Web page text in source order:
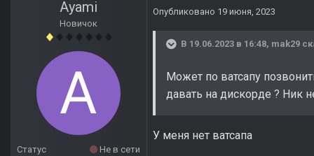
Ayami
Новичок
Статус
Не в сети
Опубликовано 19 июня, 2023
В 19.06.2023 в 16:48, mak29
Может по ватсапу
давать на дискорде ? Ник
У меня нет ватсапа